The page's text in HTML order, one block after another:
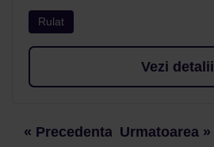
Rulat
Vezi detalii
« Precedenta Urmatoarea »